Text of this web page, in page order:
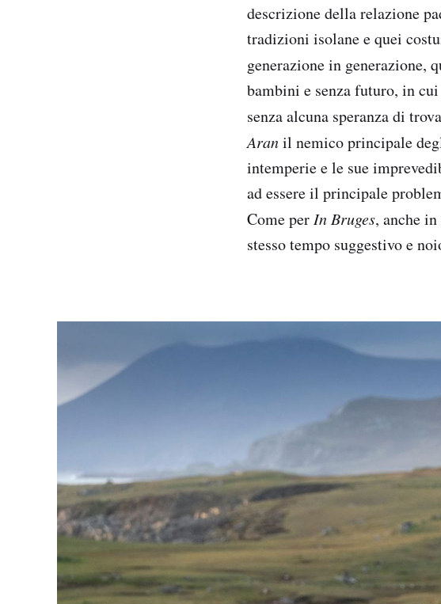
descrizione della relazione
tradizioni isolane e quei
generazione in generazione,
bambini e senza futuro, in
senza alcuna speranza di
Aranil nemico principale
intemperie e le sue
ad essere il principale
Come perIn Bruges, anche
stesso tempo suggestivo e